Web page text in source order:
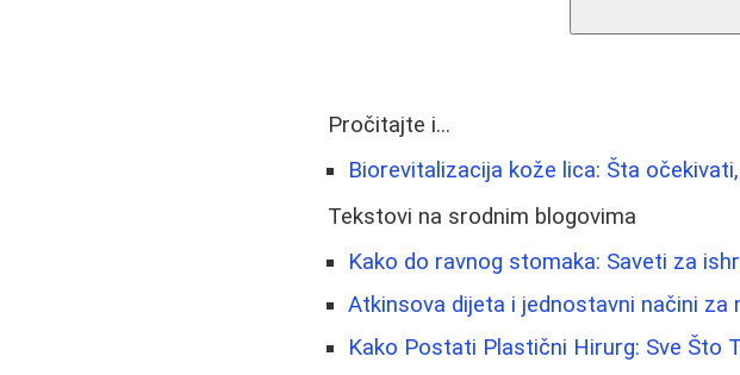
Pročitajte i...
Biorevitalizacija kože lica: Šta
Tekstovi na srodnim blogovima
Kako do ravnog stomaka: Saveti za
Atkinsova dijeta i jednostavni načini za
Kako Postati Plastični Hirurg: Sve Što